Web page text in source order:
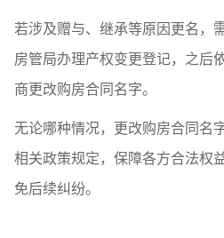
若涉及赠与、继承等原因更名，
房管局办理产权变更登记，之后
商更改购房合同名字。
无论哪种情况，更改购房合同名
相关政策规定，保障各方合法权
免后续纠纷。